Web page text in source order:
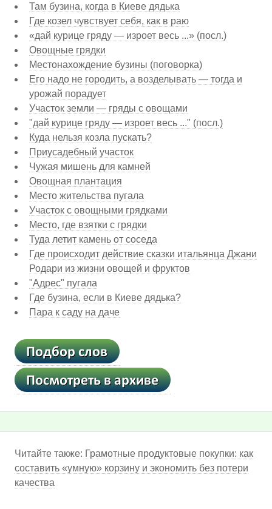
Там бузина, когда в Киеве дядька
Где козел чувствует себя, как в раю
«дай курице гряду — изроет весь ...» (посл.)
Овощные грядки
Местонахождение бузины (поговорка)
Его надо не городить, а возделывать — тогда и
урожай порадует
Участок земли — гряды с овощами
"дай курице гряду — изроет весь ..." (посл.)
Куда нельзя козла пускать?
Приусадебный участок
Чужая мишень для камней
Овощная плантация
Место жительства пугала
Участок с овощными грядками
Место, где взятки с грядки
Туда летит камень от соседа
Где происходит действие сказки итальянца Джани
Родари из жизни овощей и фруктов
"Адрес" пугала
Где бузина, если в Киеве дядька?
Пара к саду на даче
Читайте также: Грамотные продуктовые покупки: как
составить «умную» корзину и экономить без потери
качества